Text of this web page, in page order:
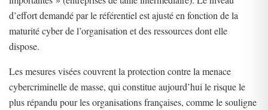
d’effort demandé par le référentiel est ajusté en fonction de la
maturité cyber de l’organisation et des ressources dont elle
dispose.
Les mesures visées couvrent la protection contre la menace
cybercriminelle de masse, qui constitue aujourd’hui le risque le
plus répandu pour les organisations françaises, comme le souligne